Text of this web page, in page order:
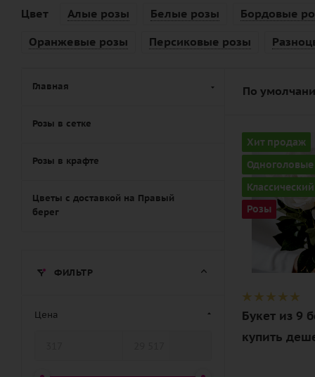
Цвет
Алые розы Белые розы Бордовые
Оранжевые розы
Персиковые розы
По
Хит продаж
Одноголовые
Классический
Розы
Количество
9
Цвет
белый
Описание
роза, лента
Букет из 9
купить
Главная
Розы в сетке
Розы в крафте
Цветы с доставкой на Правый
берег
ФИЛЬТР
Цена